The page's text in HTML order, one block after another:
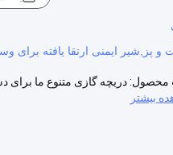
پز,شیر ایمنی ارتقا یافته برای
محصول: دریچه گازی متنوع ما
بیشتر